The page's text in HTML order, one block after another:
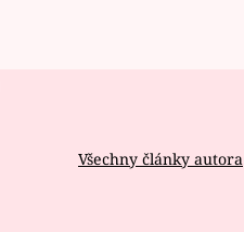
Všechny články autora